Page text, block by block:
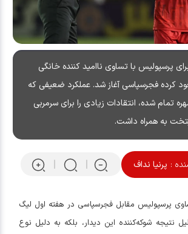
پرسپولیس با تساوی‌ ناامید کننده خانگی
کرده فجرسپاسی آغاز شد. عملکرد ضعیفی که
تمام شده، انتقادات زیادی را برای سرمربی
به همراه داشت.
: پرنیا نداف
پرسپولیس مقابل فجرسپاسی در هفته اول لیگ
نتیجه شوکه‌کننده این دیدار، بلکه به دلیل نوع